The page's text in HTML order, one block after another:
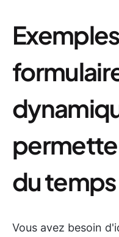
du temps
Vous avez besoin